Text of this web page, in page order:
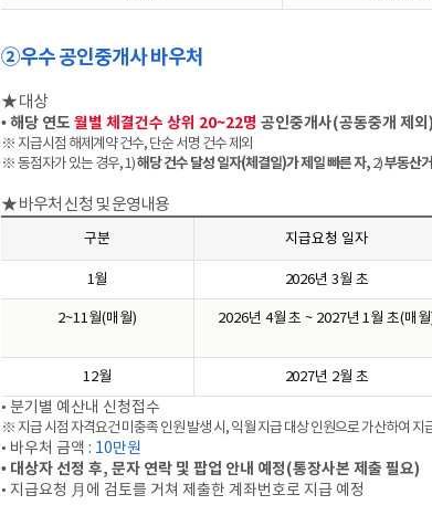
②우수 공인중개사 바우처
★ 대상
• 해당 연도 월별 체결건수 상위 20~22명 공인중개사(공동중개 제외)
※ 지급시점 해제계약 건수, 단순 서명 건수 제외
※ 동점자가 있는 경우, 1)해당 건수 달성 일자(체결일)가 제일 빠른 자,2)부동산
★ 바우처 신청 및 운영내용
구분 지급요청 일자
1월 2026년 3월 초
2~11월(매월) 2026년 4월 초 ~ 2027년 1월 초(매
12월 2027년 2월 초
• 분기별 예산내 신청접수
※ 지급 시점 자격요건 미충족 인원 발생 시, 익월 지급 대상 인원으로 가산하여 지
• 바우처 금액 : 10만원
• 대상자 선정 후, 문자 연락 및 팝업 안내 예정(통장사본 제출 필요)
• 지급요청 月에 검토를 거쳐 제출한 계좌번호로 지급 예정